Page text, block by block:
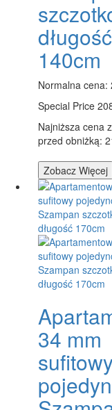
długość
140cm
Normalna cena:
Special Price
Najniższa cena
przed obniżką:
Zobacz Więcej
34 mm